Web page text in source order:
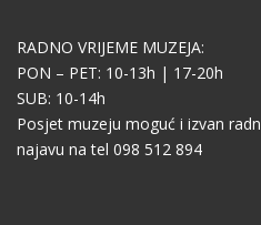
RADNO VRIJEME MUZEJA:
PON – PET: 10-13h | 17-20h
SUB: 10-14h
Posjet muzeju moguć i izvan
najavu na tel 098 512 894